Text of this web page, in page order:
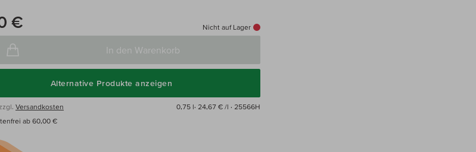
€ Nicht auf Lager
In den Warenkorb
Alternative Produkte anzeigen
Versandkosten 0,75 l· 24,67 € /l · 25566H
ab 60,00 €